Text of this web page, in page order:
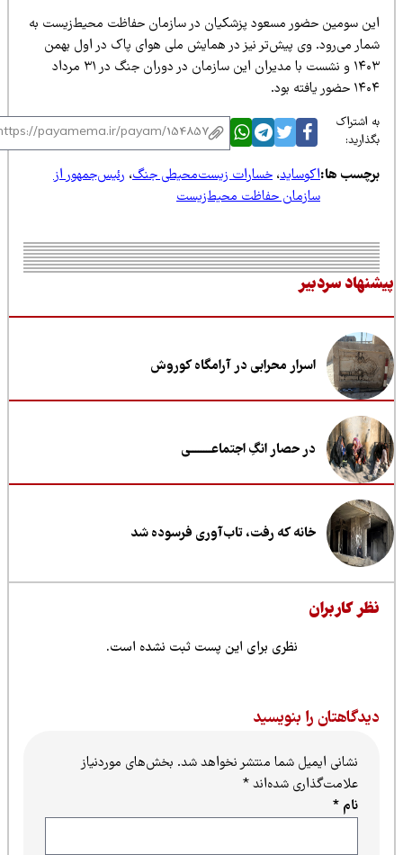
سومین حضور مسعود پزشکیان در سازمان حفاظت محیط‌زیست به
می‌رود. وی پیش‌تر نیز در همایش ملی هوای پاک در اول بهمن
۱۴۰۳ و نشست با مدیران این سازمان در دوران جنگ در ۳۱ مرداد
اشتراک
ها:اکوساید،خسارات زیست‌محیطی جنگ،رئیس‌جمهور از
سازمان حفاظت محیط‌زیست
سردبیر
اسرار محرابی در آرامگاه کوروش
در حصار انگِ اجتماعــــــــی
خانه که رفت، تاب‌آوری فرسوده شد
کاربران
نظری برای این پست ثبت نشده است.
را بنویسید
نشانی ایمیل شما منتشر نخواهد شد.بخش‌های موردنیاز
علامت‌گذاری شده‌اند*